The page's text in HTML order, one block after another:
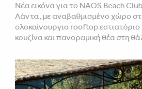
Νέα εικόνα για το NAOS Beach
Λάντα, με αναβαθμισμένο χώρο
ολοκαίνουργιο rooftop εστιατόριο
κουζίνα και πανοραμική θέα στη